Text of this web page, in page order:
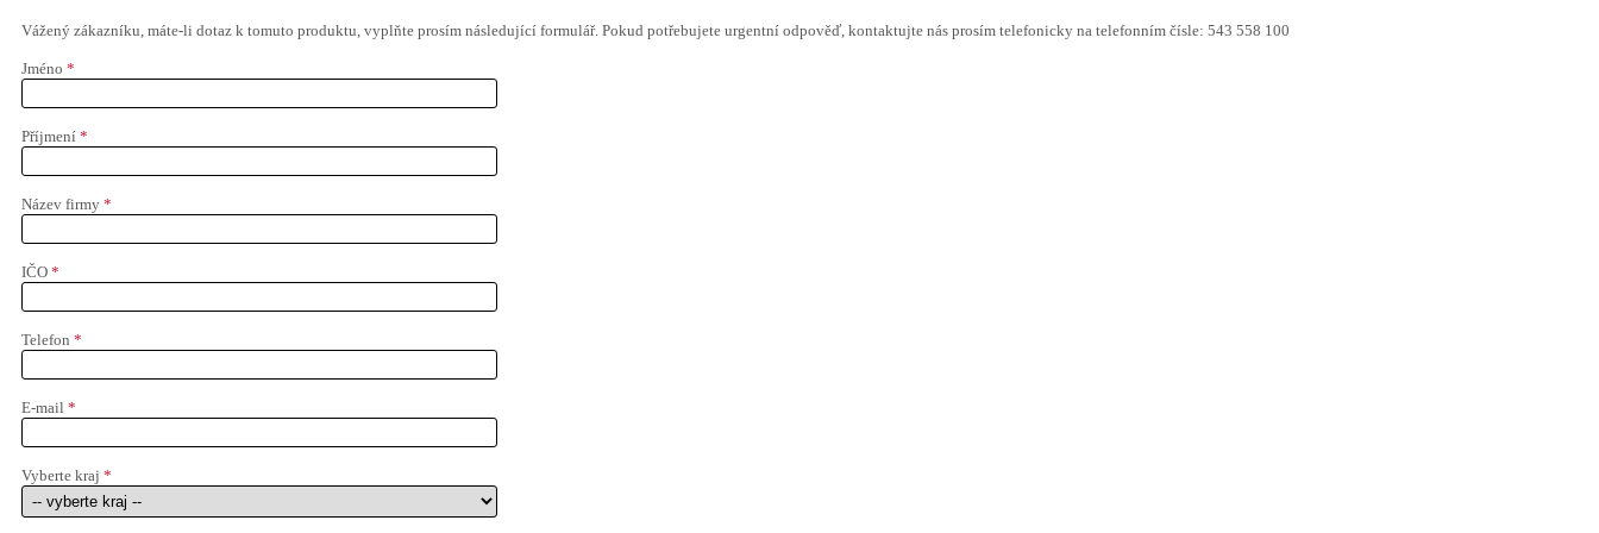
Vážený zákazníku, máte-li dotaz k tomuto produktu, vyplňte prosím následující formulář. Pokud potřebujete urgentní odpověď, kontaktujte nás prosím telefonicky na telefonním čísle: 543 558 100
Jméno *
Příjmení *
Název firmy *
IČO *
Telefon *
E-mail *
Vyberte kraj *